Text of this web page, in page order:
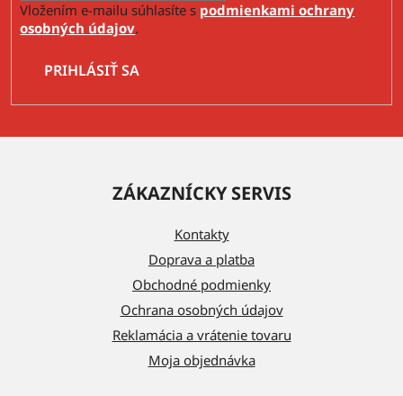
Vložením e-mailu súhlasíte s podmienkami ochrany
osobných údajov.
PRIHLÁSIŤ SA
ZÁKAZNÍCKY SERVIS
Kontakty
Doprava a platba
Obchodné podmienky
Ochrana osobných údajov
Reklamácia a vrátenie tovaru
Moja objednávka